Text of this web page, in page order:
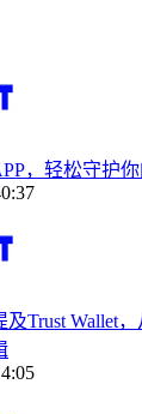
，轻松守护
Trust Wallet